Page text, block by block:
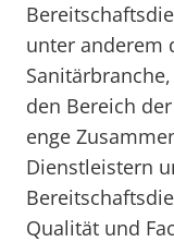
unter anderem
den Bereich
enge
Dienstleistern
Qualität und